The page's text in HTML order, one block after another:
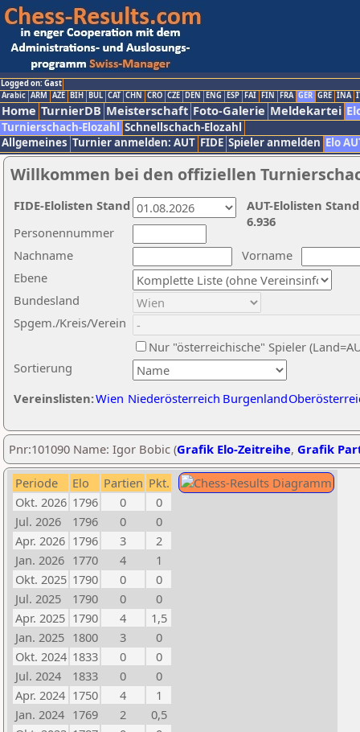
Logged on: Gast
Arabic ARM AZE BIH BUL CAT CHN CRO CZE DEN ENG ESP FAI FIN FRA GER GRE INA
Home TurnierDB Meisterschaft Foto-Galerie Meldekartei
Turnierschach-Elozahl Schnellschach-Elozahl
Allgemeines Turnier anmelden: AUT FIDE Spieler anmelden Elo
Willkommen bei den offiziellen
Nachname
Vorname
Ebene
Sortierung
Personennummer
Bundesland
Spgem./Kreis/Verein
Nur "österreichische" Spieler
Vereinslisten:Wien Niederösterreich Burgenland
AUT-Elolisten
6.936
FIDE-Elolisten Stand
Pnr:101090 Name: Igor Bobic (Grafik Elo-Zeitreihe, Grafik
Periode Elo Partien Pkt.
Okt. 2026 1796 0
0
Jul. 2026
1796 0
0
Apr. 2026 1796 3
2
Jan. 2026 1770 4
1
Okt. 2025 1790 0
0
Jul. 2025
1790 0
0
Apr. 2025 1790 4
1,5
Jan. 2025 1800 3
0
Okt. 2024 1833 0
0
Jul. 2024
1833 0
0
Apr. 2024 1750 4
1
Jan. 2024 1769 2
0,5